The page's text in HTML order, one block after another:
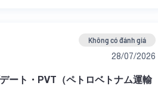
Không có đánh giá
28/07/2026
ート・PVT（ペトロベトナム運輸